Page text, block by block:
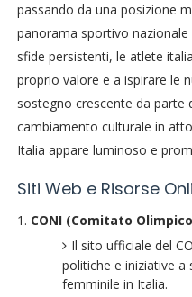
passando da una posizione
panorama sportivo
sfide persistenti, le atlete
proprio valore e a ispirare le
sostegno crescente da parte
cambiamento culturale in
Italia appare luminoso e
Siti Web e Risorse
CONI (Comitato
Il sito ufficiale del
politiche e iniziative
femminile in Italia.